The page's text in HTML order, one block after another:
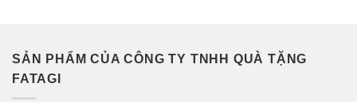
SẢN PHẨM CỦA CÔNG TY TNHH QUÀ TẶNG
FATAGI